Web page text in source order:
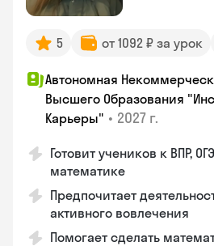
5 от 1092 ₽ за урок
Автономная
Высшего Образования
Карьеры" • 2027 г.
Готовит учеников к ВПР,
математике
Предпочитает
активного вовлечения
Помогает сделать